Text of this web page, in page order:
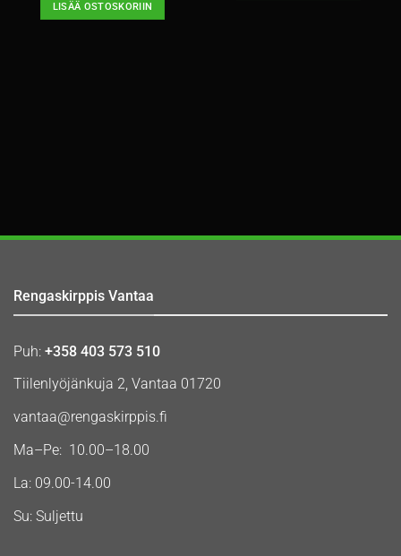
LISÄÄ OSTOSKORIIN
Rengaskirppis Vantaa
Puh: +358 403 573 510
Tiilenlyöjänkuja 2, Vantaa 01720
vantaa@rengaskirppis.fi
Ma–Pe: 10.00–18.00
La: 09.00-14.00
Su: Suljettu